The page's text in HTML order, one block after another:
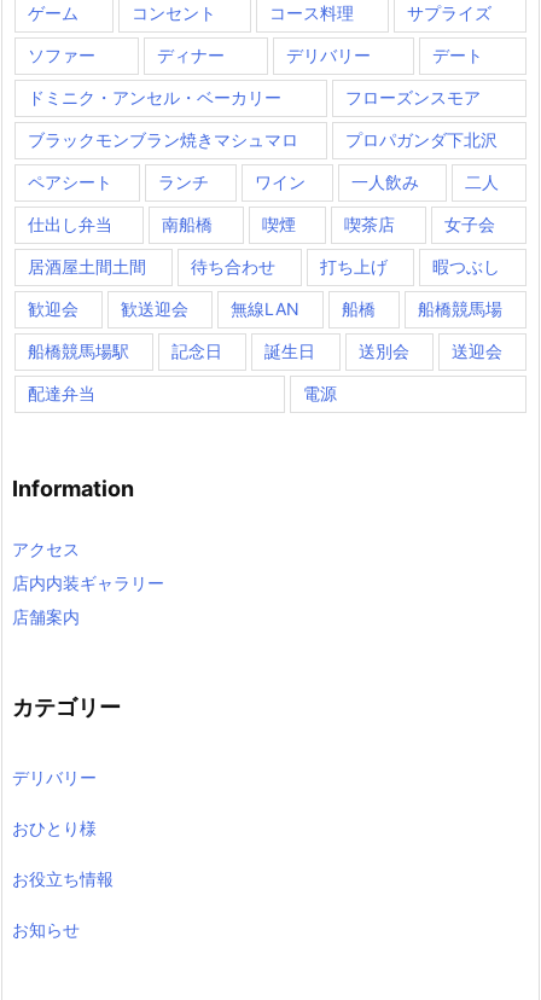
ゲーム コンセント コース料理 サプライズ
ソファー ディナー デリバリー デート
ドミニク・アンセル・ベーカリー フローズンスモア
ブラックモンブラン焼きマシュマロ プロパガンダ下北沢
ペアシート ランチ ワイン 一人飲み 二人
仕出し弁当 南船橋 喫煙 喫茶店 女子会
居酒屋土間土間 待ち合わせ 打ち上げ 暇つぶし
歓迎会 歓送迎会 無線LAN 船橋 船橋競馬場
船橋競馬場駅 記念日 誕生日 送別会 送迎会
配達弁当 電源
Information
アクセス
店内内装ギャラリー
店舗案内
カテゴリー
デリバリー
おひとり様
お役立ち情報
お知らせ